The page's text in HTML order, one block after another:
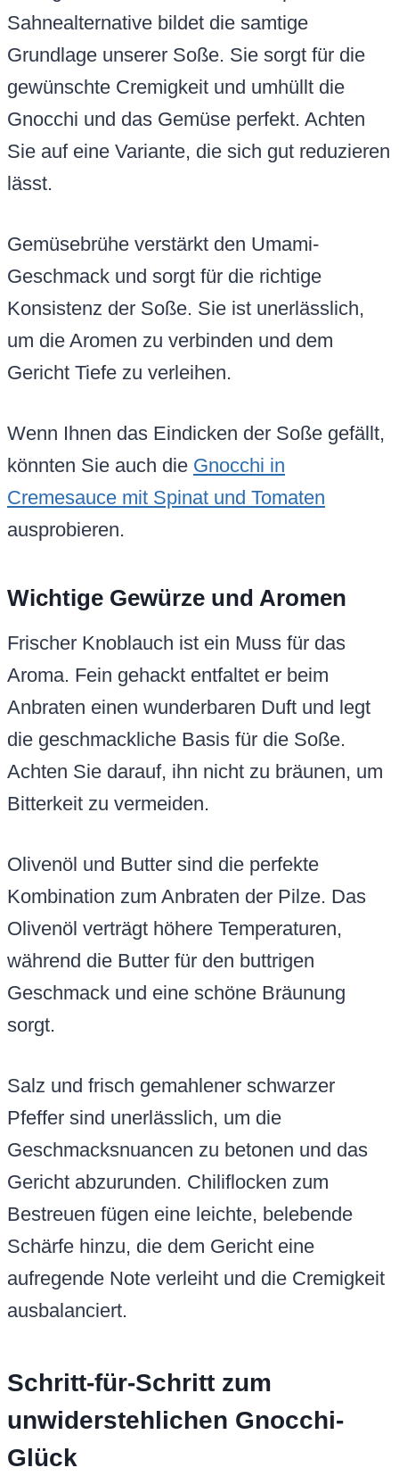
Sahnealternative bildet die samtige
Grundlage unserer Soße. Sie sorgt für die
gewünschte Cremigkeit und umhüllt die
Gnocchi und das Gemüse perfekt. Achten
Sie auf eine Variante, die sich gut reduzieren
lässt.
Gemüsebrühe verstärkt den Umami-
Geschmack und sorgt für die richtige
Konsistenz der Soße. Sie ist unerlässlich,
um die Aromen zu verbinden und dem
Gericht Tiefe zu verleihen.
Wenn Ihnen das Eindicken der Soße gefällt,
könnten Sie auch die Gnocchi in
Cremesauce mit Spinat und Tomaten
ausprobieren.
Wichtige Gewürze und Aromen
Frischer Knoblauch ist ein Muss für das
Aroma. Fein gehackt entfaltet er beim
Anbraten einen wunderbaren Duft und legt
die geschmackliche Basis für die Soße.
Achten Sie darauf, ihn nicht zu bräunen, um
Bitterkeit zu vermeiden.
Olivenöl und Butter sind die perfekte
Kombination zum Anbraten der Pilze. Das
Olivenöl verträgt höhere Temperaturen,
während die Butter für den buttrigen
Geschmack und eine schöne Bräunung
sorgt.
Salz und frisch gemahlener schwarzer
Pfeffer sind unerlässlich, um die
Geschmacksnuancen zu betonen und das
Gericht abzurunden. Chiliflocken zum
Bestreuen fügen eine leichte, belebende
Schärfe hinzu, die dem Gericht eine
aufregende Note verleiht und die Cremigkeit
ausbalanciert.
Schritt-für-Schritt zum
unwiderstehlichen Gnocchi-
Glück